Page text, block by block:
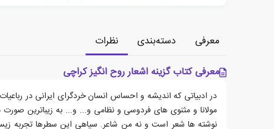
معرفی دسته‌بندی
نظرات
معرفی کتاب گزینه اشعار روح انگیز کراچی
در ادبیاتی که اندیشه و احساس انسان خردگرای ایرانی در
مولانا و مثنوی های فردوسی و نظامی و... و... به زیباترین صورت
نوشته ها شعر است و نه من شاعر. سیاهی این سطرها تجربه